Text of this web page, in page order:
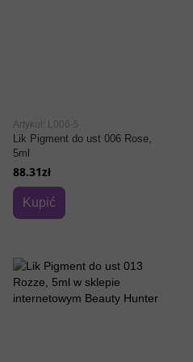
Artykuł: L006-5
Lik Pigment do ust 006 Rose,
5ml
88.31zł
Kupić